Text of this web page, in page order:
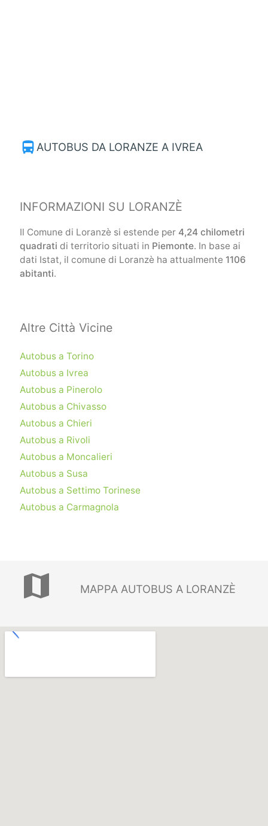
directions_bus AUTOBUS DA LORANZE A IVREA
INFORMAZIONI SU LORANZÈ
Il Comune di Loranzè si estende per 4,24 chilometri
quadrati di territorio situati in Piemonte. In base ai
dati Istat, il comune di Loranzè ha attualmente 1106
abitanti.
Altre Città Vicine
Autobus a Torino
Autobus a Ivrea
Autobus a Pinerolo
Autobus a Chivasso
Autobus a Chieri
Autobus a Rivoli
Autobus a Moncalieri
Autobus a Susa
Autobus a Settimo Torinese
Autobus a Carmagnola
map MAPPA AUTOBUS A LORANZÈ